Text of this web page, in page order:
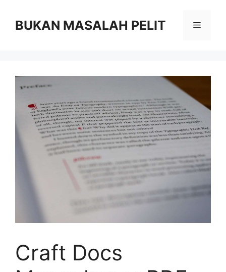
contentBUKAN MASALAH PELIT Menu
Craft Docs